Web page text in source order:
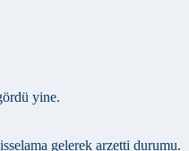
yine.
gelerek arzetti durumu.